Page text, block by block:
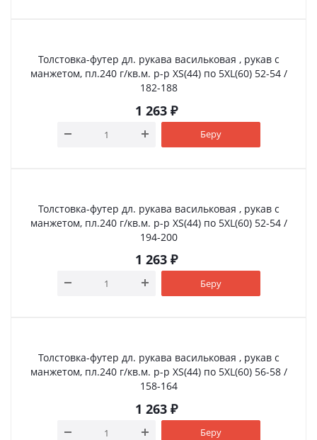
Толстовка-футер дл. рукава васильковая , рукав с
манжетом, пл.240 г/кв.м. р-р XS(44) по 5XL(60) 52-54 /
182-188
1 263₽
Беру
Толстовка-футер дл. рукава васильковая , рукав с
манжетом, пл.240 г/кв.м. р-р XS(44) по 5XL(60) 52-54 /
194-200
1 263₽
Беру
Толстовка-футер дл. рукава васильковая , рукав с
манжетом, пл.240 г/кв.м. р-р XS(44) по 5XL(60) 56-58 /
158-164
1 263₽
Беру